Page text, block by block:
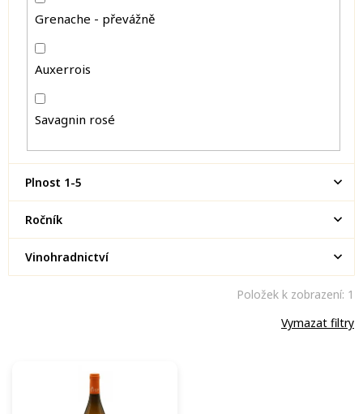
Grenache - převážně
Auxerrois
Savagnin rosé
Plnost 1-5
Ročník
Vinohradnictví
Vymazat filtry
Položek k zobrazení: 1